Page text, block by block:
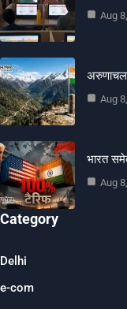
Aug
अरुणाचल
Aug
भारत
Aug
Category
Delhi
e-com